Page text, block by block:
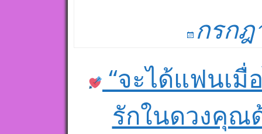
กรกฎ
Post navigation
“จะได้แฟนเมื่
รักในดวงคุณ